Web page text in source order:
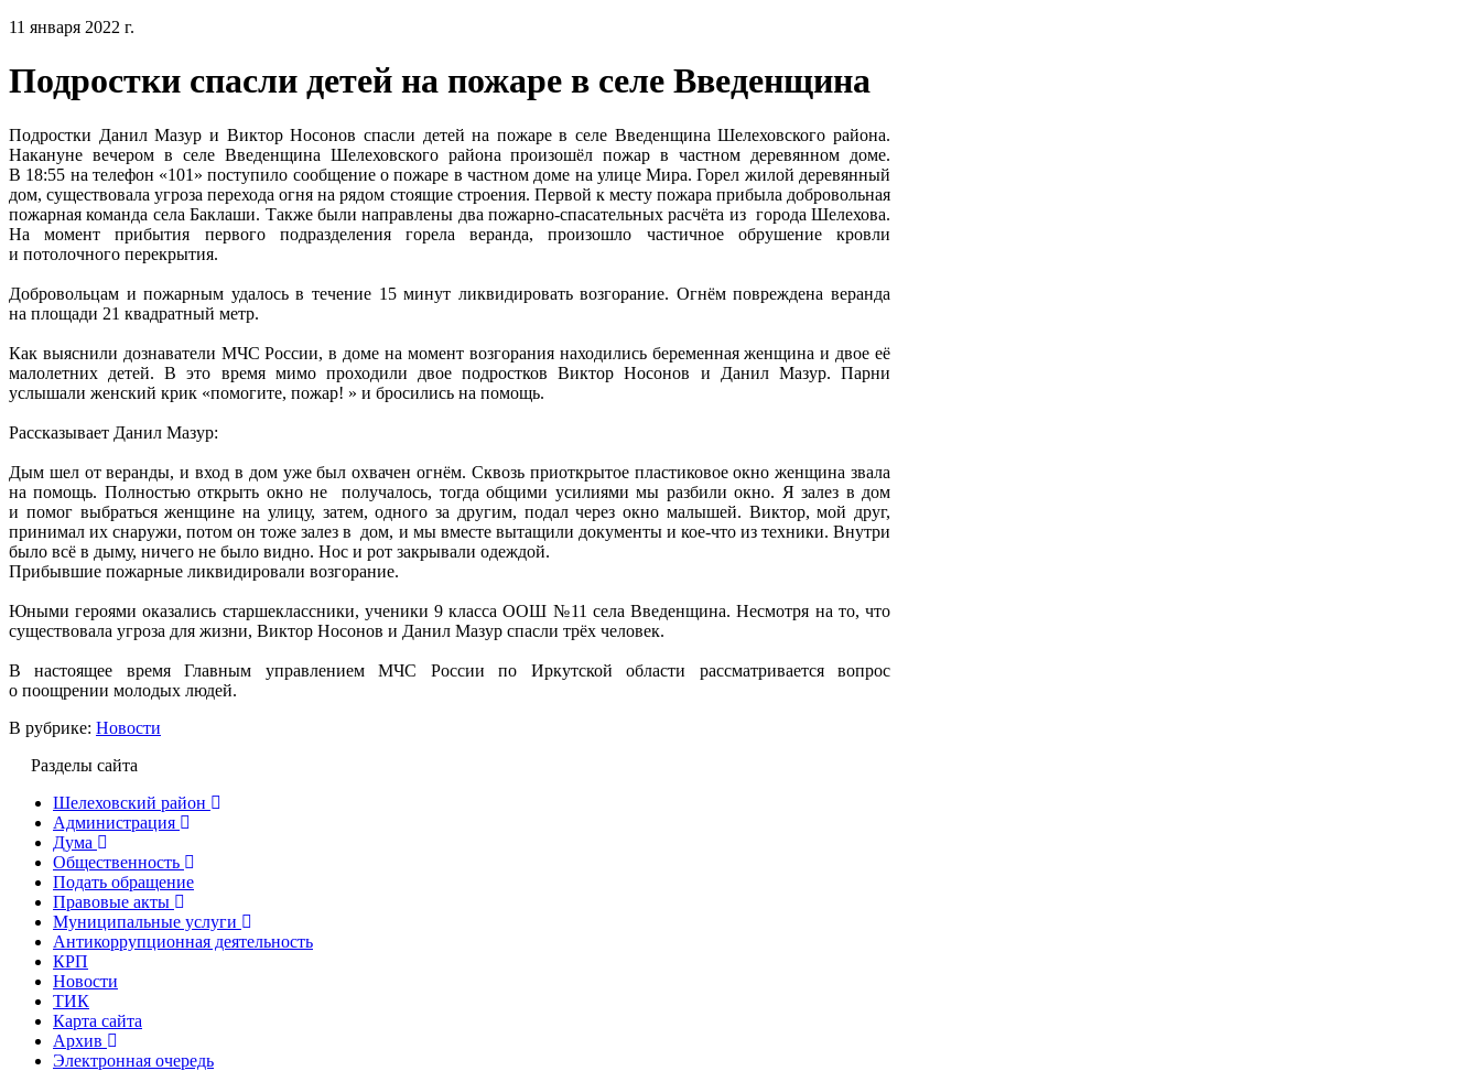
11 января 2022 г.
Подростки спасли детей на пожаре в селе Введенщина
Подростки Данил Мазур и Виктор Носонов спасли детей на пожаре в селе Введенщина Шелеховского района.
Накануне вечером в селе Введенщина Шелеховского района произошёл пожар в частном деревянном доме.
В 18:55 на телефон «101» поступило сообщение о пожаре в частном доме на улице Мира. Горел жилой деревянный
дом, существовала угроза перехода огня на рядом стоящие строения. Первой к месту пожара прибыла добровольная
пожарная команда села Баклаши. Также были направлены два пожарно-спасательных расчёта из города Шелехова.
На момент прибытия первого подразделения горела веранда, произошло частичное обрушение кровли
и потолочного перекрытия.
Добровольцам и пожарным удалось в течение 15 минут ликвидировать возгорание. Огнём повреждена веранда
на площади 21 квадратный метр.
Как выяснили дознаватели МЧС России, в доме на момент возгорания находились беременная женщина и двое её
малолетних детей. В это время мимо проходили двое подростков Виктор Носонов и Данил Мазур. Парни
услышали женский крик «помогите, пожар! » и бросились на помощь.
Рассказывает Данил Мазур:
Дым шел от веранды, и вход в дом уже был охвачен огнём. Сквозь приоткрытое пластиковое окно женщина звала
на помощь. Полностью открыть окно не получалось, тогда общими усилиями мы разбили окно. Я залез в дом
и помог выбраться женщине на улицу, затем, одного за другим, подал через окно малышей. Виктор, мой друг,
принимал их снаружи, потом он тоже залез в дом, и мы вместе вытащили документы и кое-что из техники. Внутри
было всё в дыму, ничего не было видно. Нос и рот закрывали одеждой.
Прибывшие пожарные ликвидировали возгорание.
Юными героями оказались старшеклассники, ученики 9 класса ООШ №11 села Введенщина. Несмотря на то, что
существовала угроза для жизни, Виктор Носонов и Данил Мазур спасли трёх человек.
В настоящее время Главным управлением МЧС России по Иркутской области рассматривается вопрос
о поощрении молодых людей.
В рубрике: Новости
Разделы сайта
Шелеховский район
Администрация
Дума
Общественность
Подать обращение
Правовые акты
Муниципальные услуги
Антикоррупционная деятельность
КРП
Новости
ТИК
Карта сайта
Архив
Электронная очередь